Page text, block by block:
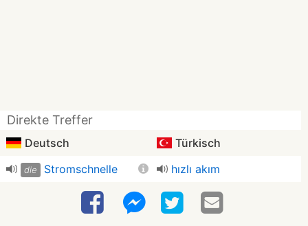
Direkte Treffer
Deutsch Türkisch
die Stromschnelle hızlı akım